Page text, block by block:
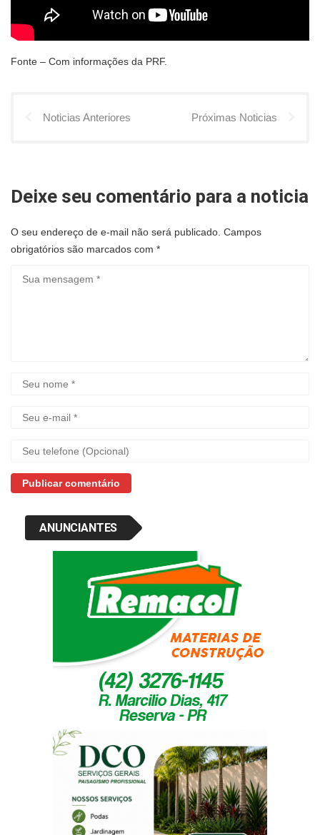
Fonte – Com informações da PRF.
Noticias Anteriores Próximas Noticias
Deixe seu comentário para a noticia
O seu endereço de e-mail não será publicado. Campos
obrigatórios são marcados com *
ANUNCIANTES